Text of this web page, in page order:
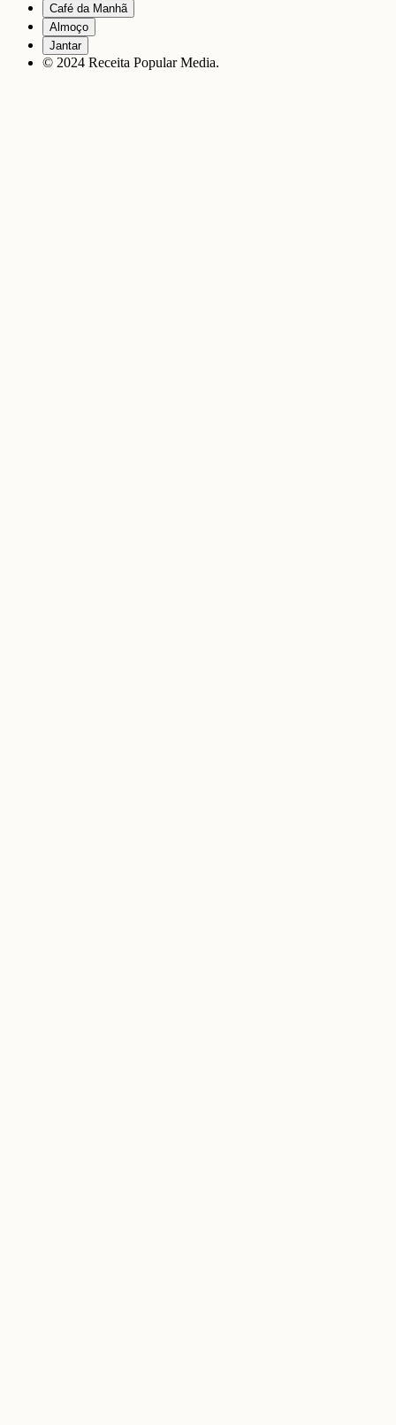
Café da Manhã
Almoço
Jantar
© 2024 Receita Popular Media.